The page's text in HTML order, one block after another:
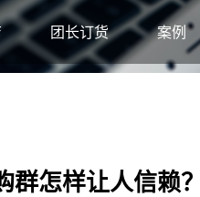
团长订货 案例
群怎样让人信赖？